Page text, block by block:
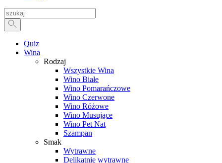
Quiz
Wina
Rodzaj
Wszystkie Wina
Wino Białe
Wino Pomarańczowe
Wino Czerwone
Wino Różowe
Wino Musujące
Wino Pet Nat
Szampan
Smak
Wytrawne
Delikatnie wytrawne